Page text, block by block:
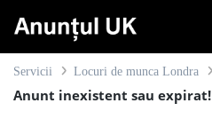
Servicii Locuri de munca Londra
Anunt inexistent sau expirat!